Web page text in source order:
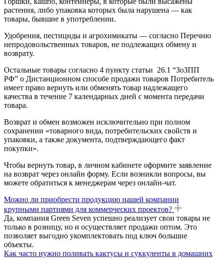
растения, либо упаковка которых была нарушена — как
товары, бывшие в употреблении.
Удобрения, пестициды и агрохимикаты — согласно Перечню
непродовольственных товаров, не подлежащих обмену и
возврату.
Остальные товары согласно 4 пункту статьи 26.1 “ЗоЗПП
РФ” о Дистанционном способе продажи товаров Потребитель
имеет право вернуть или обменять товар надлежащего
качества в течение 7 календарных дней с момента передачи
товара.
Возврат и обмен возможен исключительно при полном
сохранении «товарного вида, потребительских свойств и
упаковки, а также документа, подтверждающего факт
покупки».
Чтобы вернуть товар, в личном кабинете оформите заявление
на возврат через онлайн форму. Если возникли вопросы, вы
можете обратиться к менеджерам через онлайн-чат.
Можно ли приобрести продукцию нашей компании
крупными партиями для коммерческих проектов?
Да, компания Green Seven успешно реализует свои товары не
только в розницу, но и осуществляет продажи оптом. Это
позволяет выгодно укомплектовать под ключ большие
объекты.
Как часто нужно поливать кактусы и суккуленты в домашних